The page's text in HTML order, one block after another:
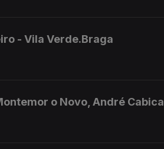
- Vila Verde.Braga
o Novo, André Cabica